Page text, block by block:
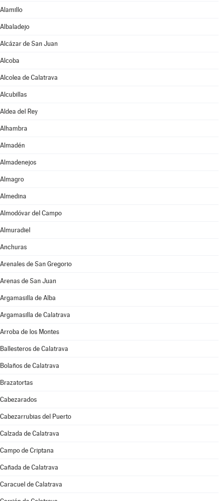
Alamillo
Albaladejo
Alcázar de San Juan
Alcoba
Alcolea de Calatrava
Alcubillas
Aldea del Rey
Alhambra
Almadén
Almadenejos
Almagro
Almedina
Almodóvar del Campo
Almuradiel
Anchuras
Arenales de San Gregorio
Arenas de San Juan
Argamasilla de Alba
Argamasilla de Calatrava
Arroba de los Montes
Ballesteros de Calatrava
Bolaños de Calatrava
Brazatortas
Cabezarados
Cabezarrubias del Puerto
Calzada de Calatrava
Campo de Criptana
Cañada de Calatrava
Caracuel de Calatrava